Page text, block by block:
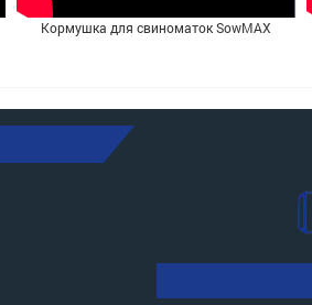
Кормушка для свиноматок SowMAX